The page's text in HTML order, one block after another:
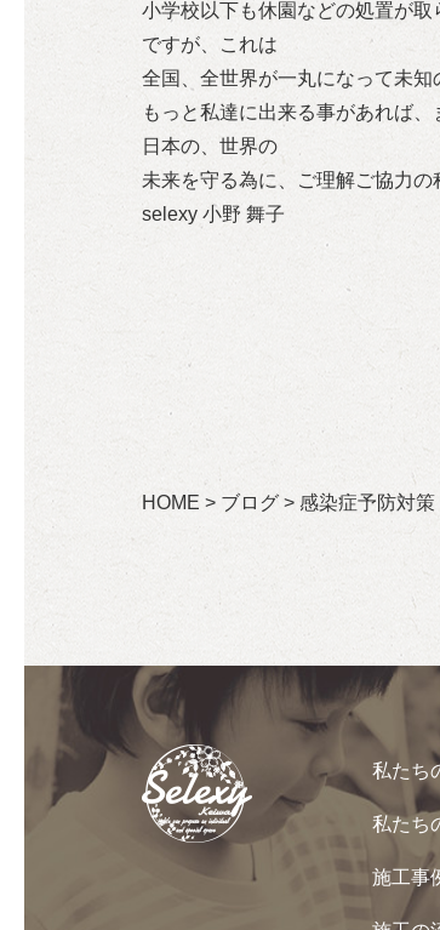
小学校以下も休園などの処置が取
ですが、これは
全国、全世界が一丸になって未知
もっと私達に出来る事があれば、
日本の、世界の
未来を守る為に、ご理解ご協力の
selexy 小野 舞子
HOME > ブログ > 感染症予防対
私たち
私たち
施工事